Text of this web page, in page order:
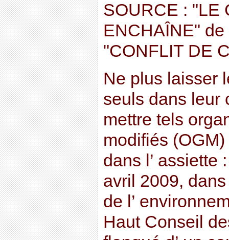
SOURCE : "LE
ENCHAÎNE"
"CONFLIT DE
Ne plus laisser
seuls dans leur
mettre tels
modifiés
dans l’ assiette
avril 2009,
de l’
Haut Conseil